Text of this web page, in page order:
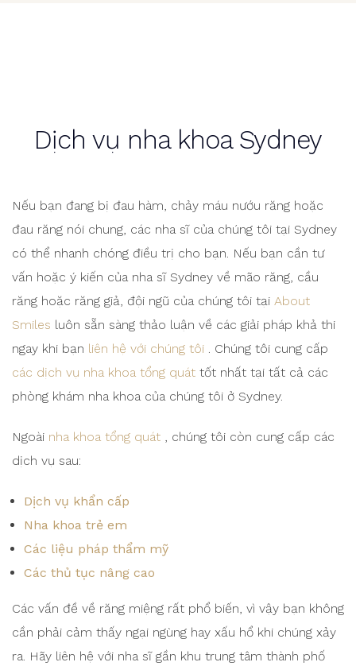
Dịch vụ nha khoa Sydney
Nếu bạn đang bị đau hàm, chảy máu nướu răng hoặc
đau răng nói chung, các nha sĩ của chúng tôi tại Sydney
có thể nhanh chóng điều trị cho bạn. Nếu bạn cần tư
vấn hoặc ý kiến ​​của nha sĩ Sydney về mão răng, cầu
răng hoặc răng giả, đội ngũ của chúng tôi tại About
Smiles luôn sẵn sàng thảo luận về các giải pháp khả thi
ngay khi bạn liên hệ với chúng tôi . Chúng tôi cung cấp
các dịch vụ nha khoa tổng quát tốt nhất tại tất cả các
phòng khám nha khoa của chúng tôi ở Sydney.
Ngoài nha khoa tổng quát , chúng tôi còn cung cấp các
dịch vụ sau:
Dịch vụ khẩn cấp
Nha khoa trẻ em
Các liệu pháp thẩm mỹ
Các thủ tục nâng cao
Các vấn đề về răng miệng rất phổ biến, vì vậy bạn không
cần phải cảm thấy ngại ngùng hay xấu hổ khi chúng xảy
ra. Hãy liên hệ với nha sĩ gần khu trung tâm thành phố